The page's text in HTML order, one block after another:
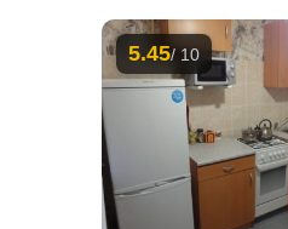
5.45/ 10